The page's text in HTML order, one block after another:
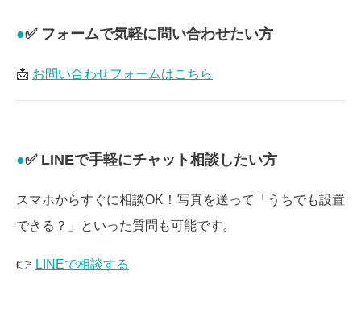
✅ フォームで気軽に問い合わせたい方
📩 お問い合わせフォームはこちら
✅ LINEで手軽にチャット相談したい方
スマホからすぐに相談OK！写真を送って「うちでも設置
できる？」といった質問も可能です。
👉 LINEで相談する